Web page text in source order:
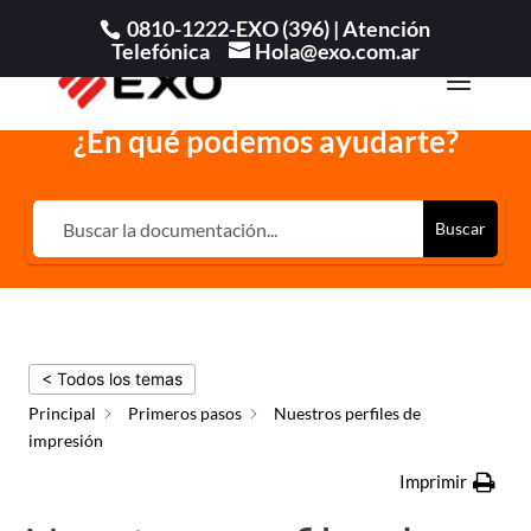
0810-1222-EXO (396) |Atención
Telefónica
Hola@exo.com.ar
¿En qué podemos ayudarte?
Buscar
< Todos los temas
Principal
Primeros pasos
Nuestros perfiles de
impresión
Imprimir